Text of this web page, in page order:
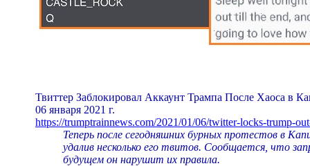
Твиттер Заблокировал Аккаунт Трампа После Хаоса в
06 января 2021 г.
https://trumptrainnews.com/2021/01/06/twitter-locks-trump-
Теперь после сегодняшних бурных протестов в
удалив несколько его твитов. Сообщается, что
будущем он нарушит их правила.